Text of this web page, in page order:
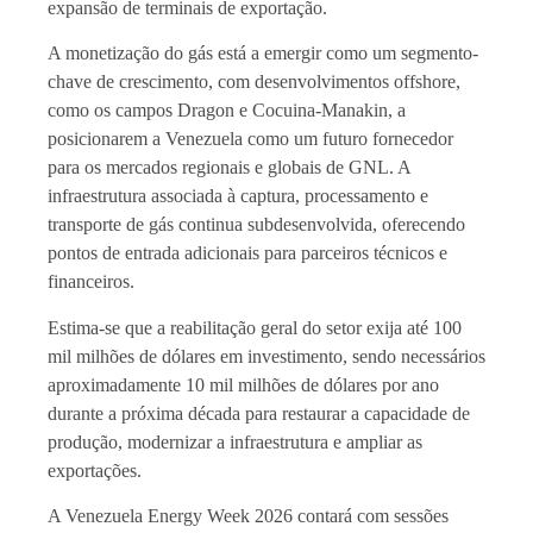
expansão de terminais de exportação.
A monetização do gás está a emergir como um segmento-
chave de crescimento, com desenvolvimentos offshore,
como os campos Dragon e Cocuina-Manakin, a
posicionarem a Venezuela como um futuro fornecedor
para os mercados regionais e globais de GNL. A
infraestrutura associada à captura, processamento e
transporte de gás continua subdesenvolvida, oferecendo
pontos de entrada adicionais para parceiros técnicos e
financeiros.
Estima-se que a reabilitação geral do setor exija até 100
mil milhões de dólares em investimento, sendo necessários
aproximadamente 10 mil milhões de dólares por ano
durante a próxima década para restaurar a capacidade de
produção, modernizar a infraestrutura e ampliar as
exportações.
A Venezuela Energy Week 2026 contará com sessões